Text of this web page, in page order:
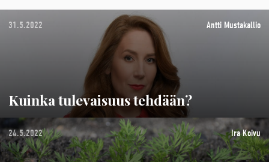
31.5.2022 Antti Mustakallio
Kuinka tulevaisuus tehdään?
24.5.2022 Ira Koivu